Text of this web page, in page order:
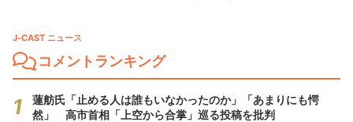
J-CAST ニュース
コメントランキング
蓮舫氏「止める人は誰もいなかったのか」「あまりにも愕
然」 高市首相「上空から合掌」巡る投稿を批判